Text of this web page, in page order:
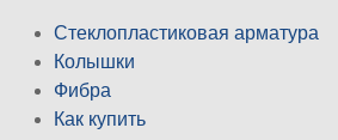
Стеклопластиковая арматура
Колышки
Фибра
Как купить